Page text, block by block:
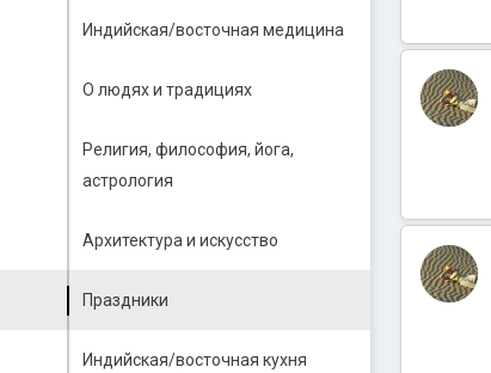
Индийская/восточная медицина
О людях и традициях
Религия, философия, йога,
астрология
Архитектура и искусство
Праздники
Индийская/восточная кухня